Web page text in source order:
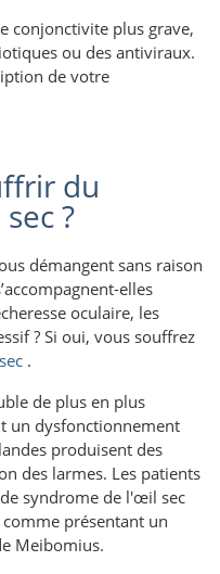
conjonctivite plus grave,
ou des antiviraux.
de votre
du
?
démangent sans raison
elles
oculaire, les
? Si oui, vous souffrez
.
de plus en plus
un dysfonctionnement
produisent des
des larmes. Les patients
syndrome de l'œil sec
présentant un
Meibomius.